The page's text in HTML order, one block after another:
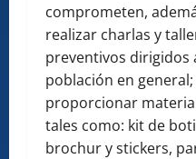
comprometen,
realizar charlas y
preventivos dirigidos
población en general;
proporcionar
tales como: kit de
brochur y stickers,